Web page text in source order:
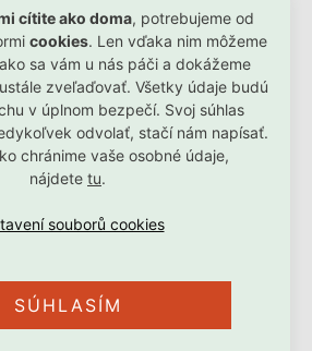
cítite ako doma, potrebujeme od
cookies. Len vďaka nim môžeme
sa vám u nás páči a dokážeme
zveľaďovať. Všetky údaje budú
v úplnom bezpečí. Svoj súhlas
odvolať, stačí nám napísať.
chránime vaše osobné údaje,
nájdete tu.
SÚHLASÍM
zložíte raz dva. Navyše v balíku
všetko potrebné.
návod.